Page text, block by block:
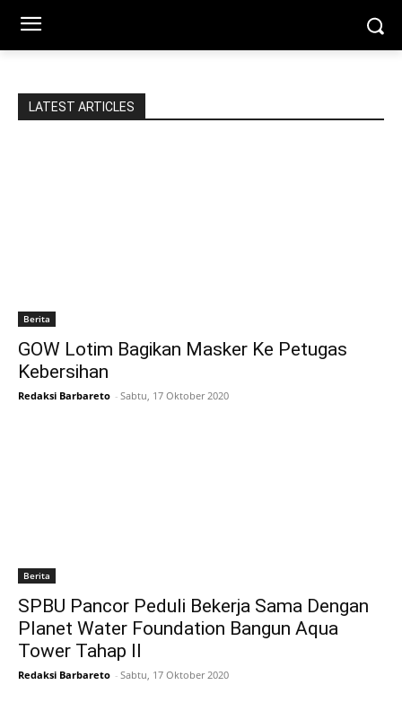
LATEST ARTICLES
Berita
GOW Lotim Bagikan Masker Ke Petugas
Kebersihan
Redaksi Barbareto - Sabtu, 17 Oktober 2020
Berita
SPBU Pancor Peduli Bekerja Sama Dengan
Planet Water Foundation Bangun Aqua
Tower Tahap II
Redaksi Barbareto - Sabtu, 17 Oktober 2020